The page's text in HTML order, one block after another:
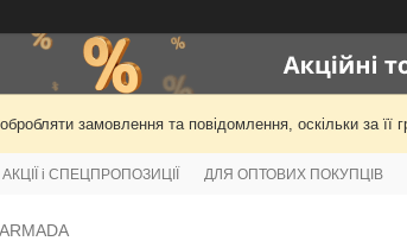
замовлення та повідомлення, оскільки за
АКЦІЇ і СПЕЦПРОПОЗИЦІЇ ДЛЯ ОПТОВИХ ПОКУПЦІВ